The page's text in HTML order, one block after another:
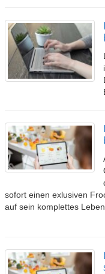
sofort einen exlusiven
auf sein komplettes